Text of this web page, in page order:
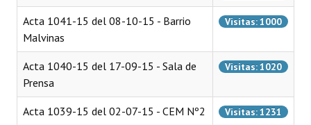
Audiencias Públicas - Registro
Periodistas Decanos - Registro
Acta 1041-15 del 08-10-15 - Barrio
Malvinas
Visitas: 1000
Acta 1040-15 del 17-09-15 - Sala de
Prensa
Visitas: 1020
Acta 1039-15 del 02-07-15 - CEM Nº2 Visitas: 1231